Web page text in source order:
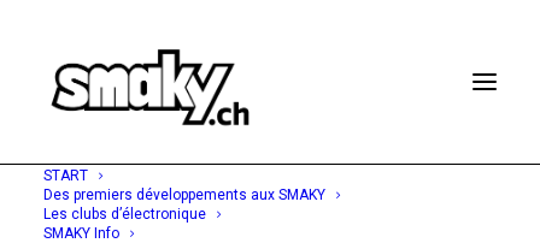
START
Des premiers développements aux SMAKY
Les clubs d’électronique
SMAKY Info